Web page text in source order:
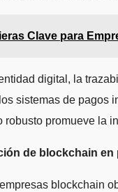
Clave para
digital, la
sistemas de
promueve
de blockchain
blockchain